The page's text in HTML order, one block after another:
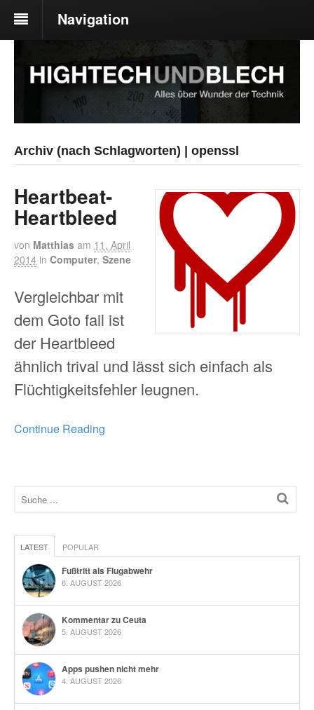
Navigation
Archiv (nach Schlagworten) | openssl
Heartbeat-
Heartbleed
von Matthias am 11. April
2014 in Computer, Szene
Vergleichbar mit
dem Goto fail ist
der Heartbleed
ähnlich trival und lässt sich einfach als
Flüchtigkeitsfehler leugnen.
Continue Reading
LATEST POPULAR
Fußtritt als Flugabwehr
6. AUGUST 2026
Kommentar zu Ceuta
5. AUGUST 2026
Apps pushen nicht mehr
4. AUGUST 2026